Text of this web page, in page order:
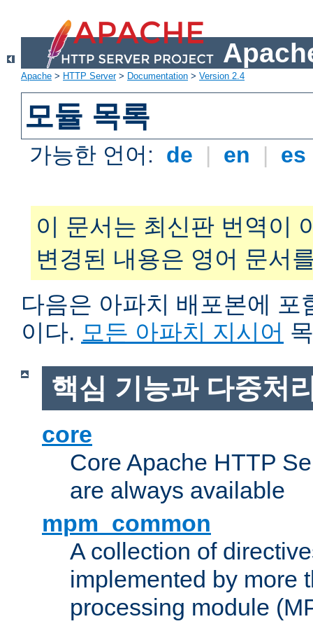
Apache > HTTP Server> Documentation > Version 2.4
모듈 목록
가능한 언어: de | en | es
이 문서는 최신판 번역이
변경된 내용은 영어 문서
다음은 아파치 배포본에 포
이다. 모든 아파치 지시어
핵심 기능과 다중처
core
Core Apache HTTP
are always available
mpm_common
A collection of
implemented by more
processing module